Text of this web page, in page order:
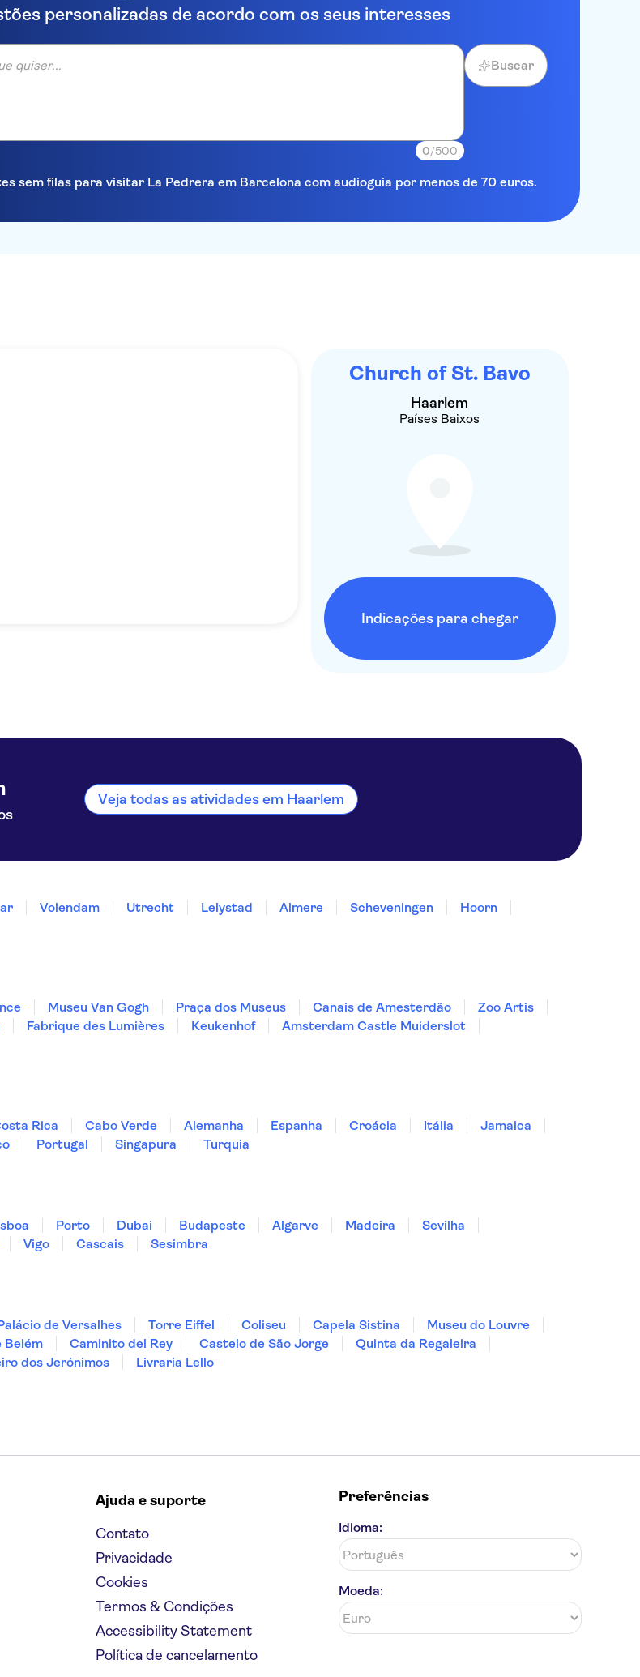
personalizadas de acordo com os seus interesses
0/500
Buscar
sem filas para visitar La Pedrera em Barcelona com audioguia por menos de 70 euros.
Church of St. Bavo
Haarlem
Países Baixos
Indicações para chegar
Veja todas as atividades em Haarlem
Volendam Utrecht Lelystad Almere Scheveningen
Hoorn
Museu Van Gogh Praça dos Museus Canais de Amesterdão
Zoo Artis
Fabrique des Lumières Keukenhof
Amsterdam Castle Muiderslot
Rica Cabo Verde Alemanha Espanha Croácia Itália
Jamaica
Portugal Singapura
Turquia
Porto Dubai Budapeste Algarve Madeira
Sevilha
Vigo Cascais
Sesimbra
de Versalhes Torre Eiffel Coliseu Capela Sistina
Museu do Louvre
Belém Caminito del Rey Castelo de São Jorge
Quinta da Regaleira
dos Jerónimos
Livraria Lello
Ajuda e suporte
Contato
Privacidade
Cookies
Termos & Condições
Accessibility Statement
Política de cancelamento
Preferências
Idioma:
Moeda: